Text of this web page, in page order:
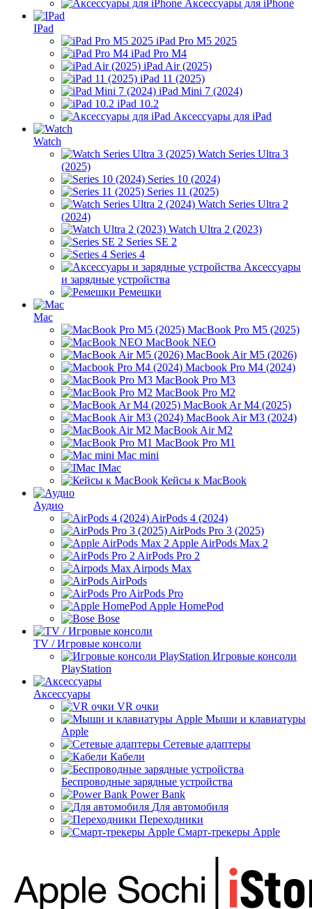
Аксессуары для iPhone
IPad
iPad Pro M5 2025
iPad Pro M4
iPad Air (2025)
iPad 11 (2025)
iPad Mini 7 (2024)
iPad 10.2
Аксессуары для iPad
Watch
Watch Series Ultra 3
(2025)
Series 10 (2024)
Series 11 (2025)
Watch Series Ultra 2
(2024)
Watch Ultra 2 (2023)
Series SE 2
Series 4
Аксессуары
и зарядные устройства
Ремешки
Mac
MacBook Pro M5 (2025)
MacBook NEO
MacBook Air M5 (2026)
Macbook Pro M4 (2024)
MacBook Pro M3
MacBook Pro M2
MacBook Ar M4 (2025)
MacBook Air M3 (2024)
MacBook Air M2
MacBook Pro M1
Mac mini
IMac
Кейсы к MacBook
Аудио
AirPods 4 (2024)
AirPods Pro 3 (2025)
Apple AirPods Max 2
AirPods Pro 2
Airpods Max
AirPods
AirPods Pro
Apple HomePod
Bose
TV / Игровые консоли
Игровые консоли
PlayStation
Аксессуары
VR очки
Мыши и клавиатуры
Apple
Сетевые адаптеры
Кабели
Беспроводные зарядные устройства
Power Bank
Для автомобиля
Переходники
Смарт-трекеры Apple